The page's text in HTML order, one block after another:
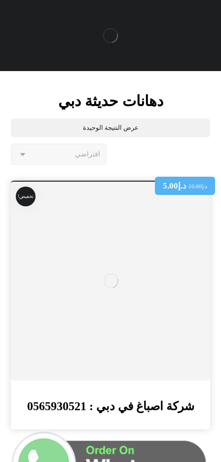
دهانات حديثة دبي
عرض النتيجة الوحيدة
تخفيض!
شركة اصباغ في دبي : 0565930521
د.إ10.00 د.إ 5.00